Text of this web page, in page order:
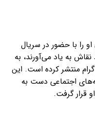
را با حضور در سریال
به یاد می‌آورند، به
منتشر کرده است. این
اجتماعی دست به
قرار گرفت.